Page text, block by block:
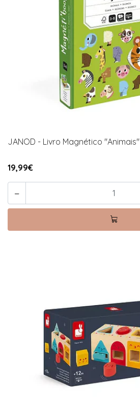
JANOD - Livro Magnético "Animais"
19,99€
-